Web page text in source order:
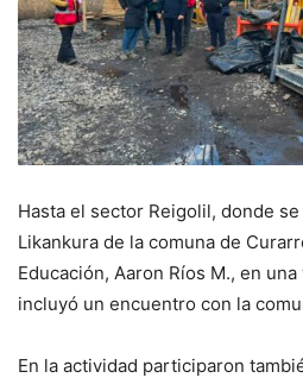
Hasta el sector Reigolil, donde
Likankura de la comuna de
Educación, Aaron Ríos M., en
incluyó un encuentro con la
En la actividad participaron